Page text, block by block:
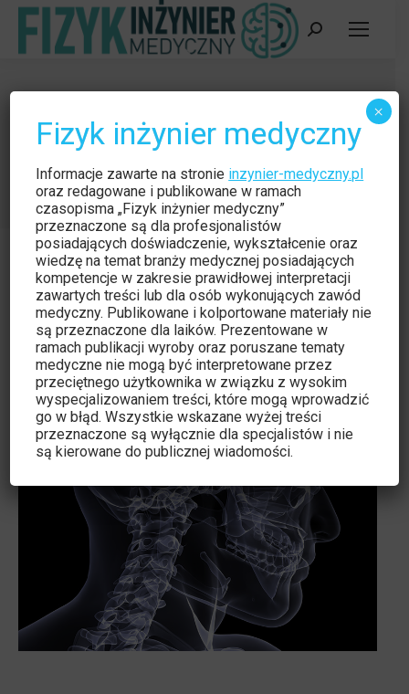
Szukaj:
najczęstsze problemy
Strona główna
Czytelnia
Radiologia zabiegowa w Polsce –…
lip
18
Czytelnia
Fizyk inżynier medyczny
Informacje zawarte na stronie inzynier-medyczny.pl
oraz redagowane i publikowane w ramach
czasopisma „Fizyk inżynier medyczny”
przeznaczone są dla profesjonalistów
posiadających doświadczenie, wykształcenie oraz
wiedzę na temat branży medycznej posiadających
kompetencje w zakresie prawidłowej interpretacji
zawartych treści lub dla osób wykonujących zawód
medyczny. Publikowane i kolportowane materiały nie
są przeznaczone dla laików. Prezentowane w
ramach publikacji wyroby oraz poruszane tematy
medyczne nie mogą być interpretowane przez
przeciętnego użytkownika w związku z wysokim
wyspecjalizowaniem treści, które mogą wprowadzić
go w błąd. Wszystkie wskazane wyżej treści
przeznaczone są wyłącznie dla specjalistów i nie
są kierowane do publicznej wiadomości.
×